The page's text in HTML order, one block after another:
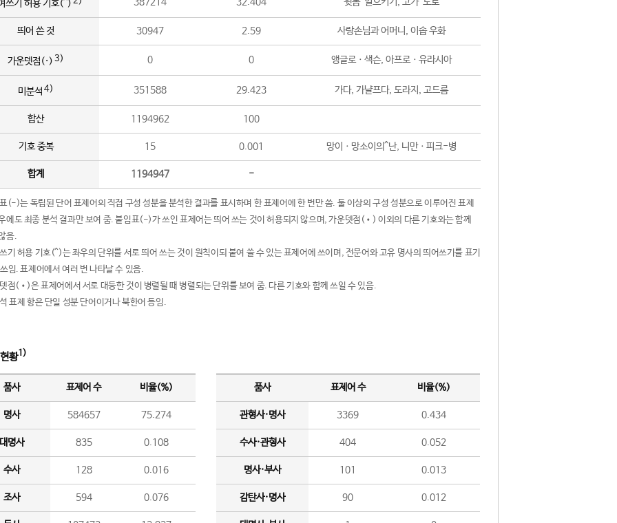
쓰기 허용 기호(^)
띄어 쓴 것 30947 2.59 사랑손님과 어머니, 이솝 우화
가운뎃점(·) 3) 0 0 앵글로ㆍ색슨, 아프로ㆍ유라시아
미분석 4) 351588 29.423 가다, 가냘프다, 도라지, 고드름
합산 1194962 100
기호 중복 15 0.001 망이ㆍ망소이의^난, 니만ㆍ피크-병
합계 1194947 -
(-)는 독립된 단어 표제어의 직접 구성 성분을 분석한 결과를 표시하며 한 표제어에 한 번만 씀. 둘 이상의 구성 성분으로 이루어진 표제
에도 최종 분석 결과만 보여 줌. 붙임표(-)가 쓰인 표제어는 띄어 쓰는 것이 허용되지 않으며, 가운뎃점(•) 이외의 다른 기호와는 함께
음.
기 허용 기호(^)는 좌우의 단위를 서로 띄어 쓰는 것이 원칙이되 붙여 쓸 수 있는 표제어에 쓰이며, 전문어와 고유 명사의 띄어쓰기를 표기
임. 표제어에서 여러 번 나타날 수 있음.
점(•)은 표제어에서 서로 대등한 것이 병렬될 때 병렬되는 단위를 보여 줌. 다른 기호와 함께 쓰일 수 있음.
표제 항은 단일 성분 단어이거나 북한어 등임.
황1)
품사 표제어 수 비율(%)
명사 584657 75.274
명사 835 0.108
수사 128 0.016
조사 594 0.076
품사 표제어 수 비율(%)
관형사·명사 3369 0.434
수사·관형사 404 0.052
명사·부사 101 0.013
감탄사·명사 90 0.012